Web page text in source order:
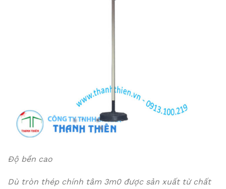
Độ bền cao
Dù tròn thép chính tâm 3m0 được sản xuất từ chất